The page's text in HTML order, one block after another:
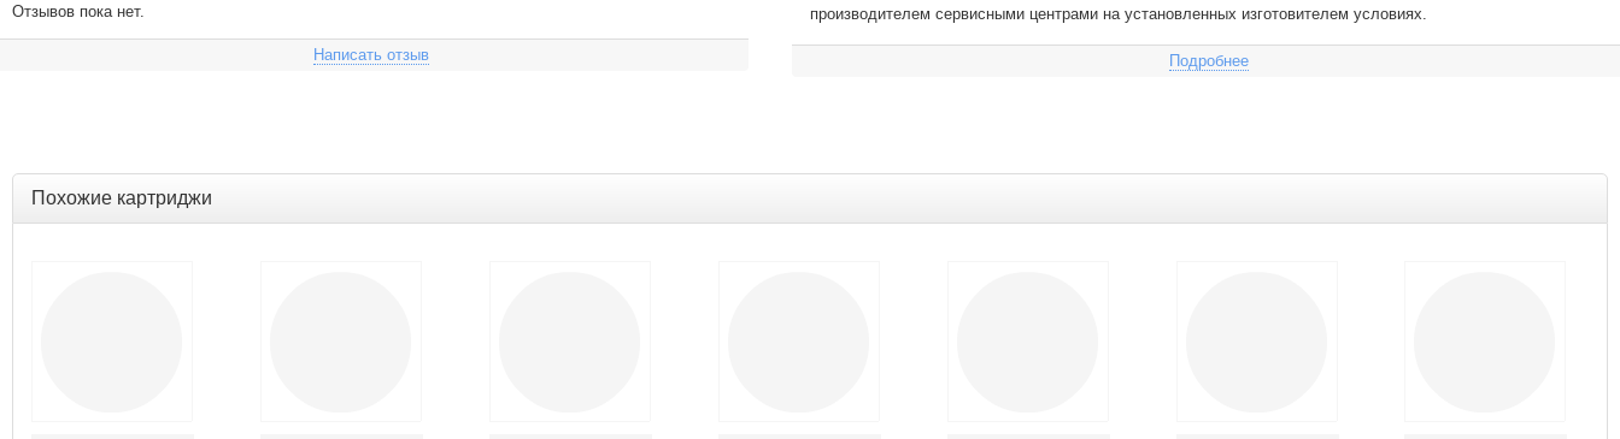
Отзывов пока нет.
Написать отзыв
производителем сервисными центрами на установленных изготовителем условиях.
Подробнее
Похожие картриджи